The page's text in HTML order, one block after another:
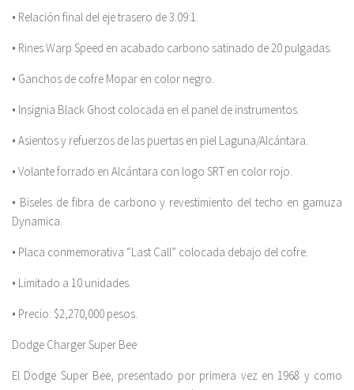
• Relación final del eje trasero de 3.09:1.
• Rines Warp Speed en acabado carbono satinado de 20 pulgadas.
• Ganchos de cofre Mopar en color negro.
• Insignia Black Ghost colocada en el panel de instrumentos.
• Asientos y refuerzos de las puertas en piel Laguna/Alcántara.
• Volante forrado en Alcántara con logo SRT en color rojo.
• Biseles de fibra de carbono y revestimiento del techo en gamuza
Dynamica.
• Placa conmemorativa “Last Call” colocada debajo del cofre.
• Limitado a 10 unidades.
• Precio: $2,270,000 pesos.
Dodge Charger Super Bee
El Dodge Super Bee, presentado por primera vez en 1968 y como